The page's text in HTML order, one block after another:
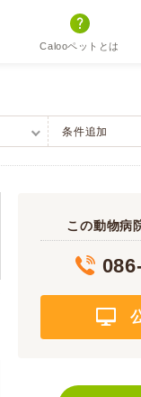
Calooペットとは
条件追加
この動物病